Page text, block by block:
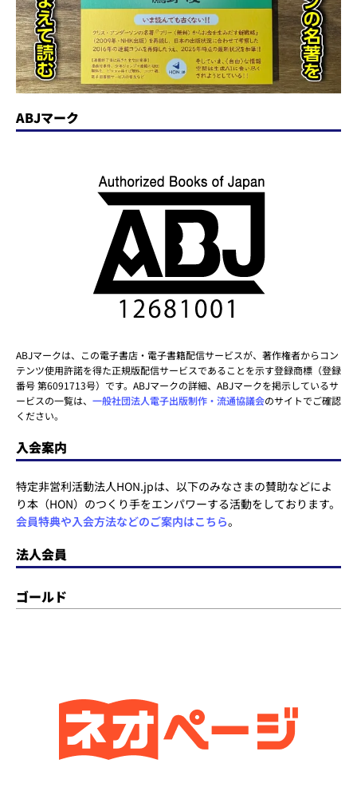
ABJマーク
ABJマークは、この電子書店・電子書籍配信サービスが、著作権者からコン
テンツ使用許諾を得た正規版配信サービスであることを示す登録商標（登録
番号 第6091713号）です。ABJマークの詳細、ABJマークを掲示しているサ
ービスの一覧は、 一般社団法人電子出版制作・流通協議会のサイトでご確認
ください。
入会案内
特定非営利活動法人HON.jpは、以下のみなさまの賛助などによ
り本（HON）のつくり手をエンパワーする活動をしております。
会員特典や入会方法などのご案内はこちら。
法人会員
ゴールド